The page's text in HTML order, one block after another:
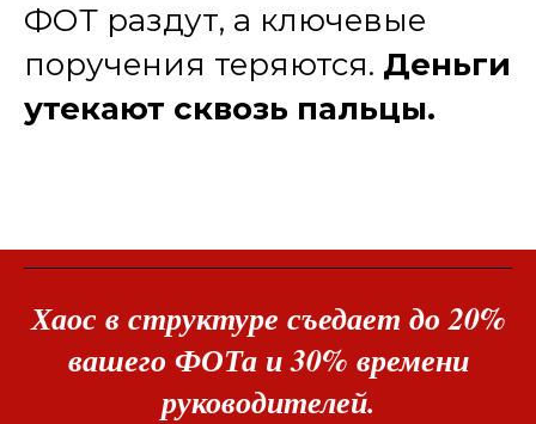
ФОТ раздут, а ключевые
поручения теряются. Деньги
утекают сквозь пальцы.
Хаос в структуре съедает до 20%
вашего ФОТа и 30% времени
руководителей.